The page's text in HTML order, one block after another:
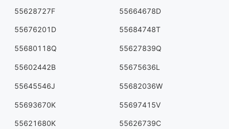
55628727F 55664678D
55676201D 55684748T
55680118Q 55627839Q
55602442B 55675636L
55645546J 55682036W
55693670K 55697415V
55621680K 55626739C